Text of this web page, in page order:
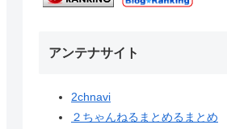
アンテナサイト
2chnavi
２ちゃんねるまとめるまとめ